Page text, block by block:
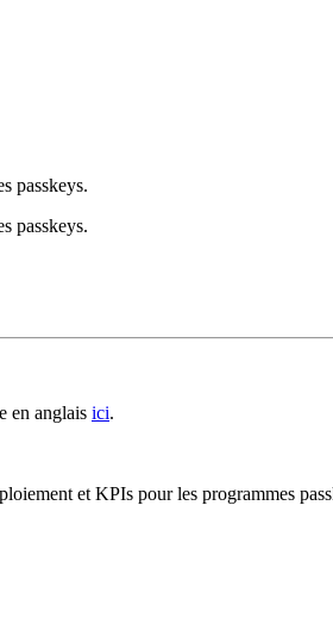
passkeys.
passkeys.
en anglais ici.
et KPIs pour les programmes